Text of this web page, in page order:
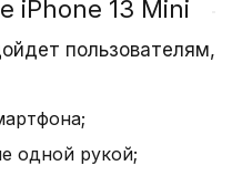
с двумя
и встроенной
при
Айфон 13 Мини
и
iPhone 13 Mini
пользователям,
одной рукой;